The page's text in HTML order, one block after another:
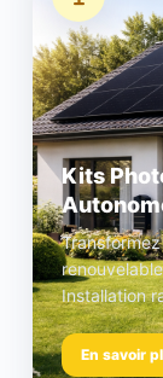
Kits
Installation
En savoir